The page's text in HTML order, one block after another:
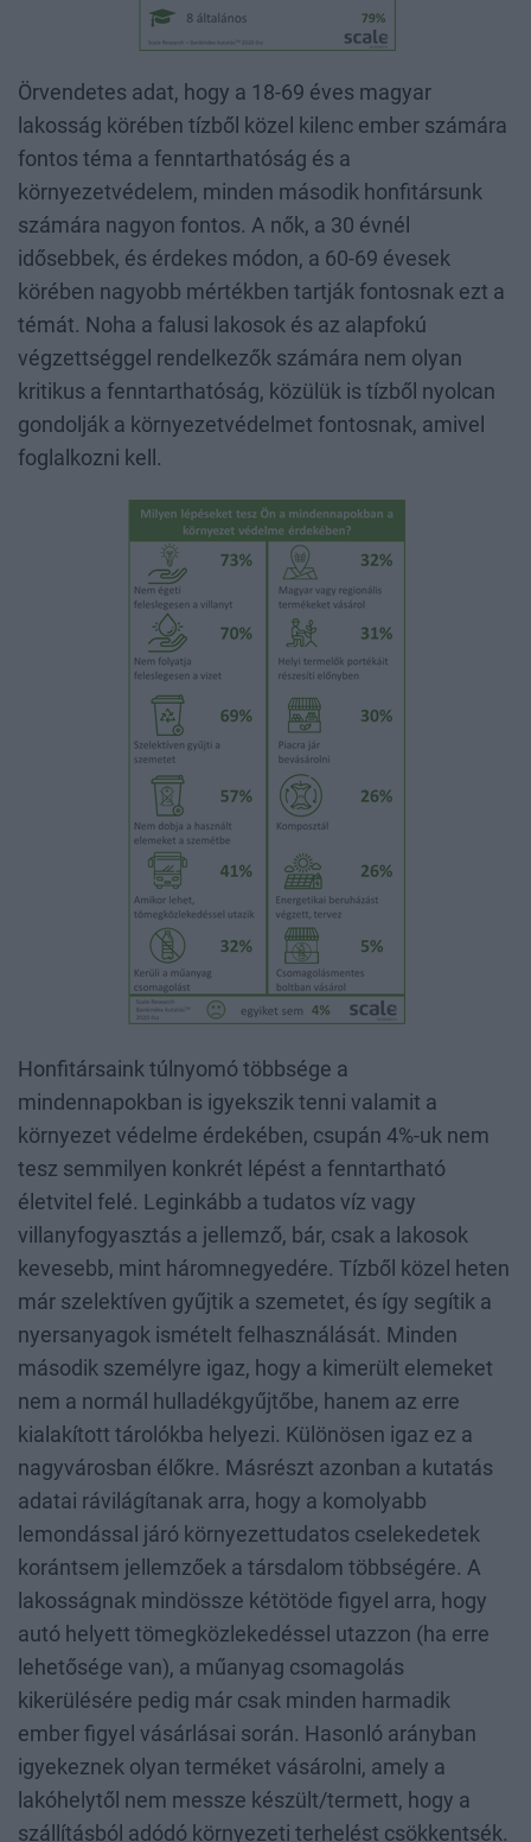
Örvendetes adat, hogy a 18-69 éves magyar
lakosság körében tízből közel kilenc ember számára
fontos téma a fenntarthatóság és a
környezetvédelem, minden második honfitársunk
számára nagyon fontos. A nők, a 30 évnél
idősebbek, és érdekes módon, a 60-69 évesek
körében nagyobb mértékben tartják fontosnak ezt a
témát. Noha a falusi lakosok és az alapfokú
végzettséggel rendelkezők számára nem olyan
kritikus a fenntarthatóság, közülük is tízből nyolcan
gondolják a környezetvédelmet fontosnak, amivel
foglalkozni kell.
Honfitársaink túlnyomó többsége a
mindennapokban is igyekszik tenni valamit a
környezet védelme érdekében, csupán 4%-uk nem
tesz semmilyen konkrét lépést a fenntartható
életvitel felé. Leginkább a tudatos víz vagy
villanyfogyasztás a jellemző, bár, csak a lakosok
kevesebb, mint háromnegyedére. Tízből közel heten
már szelektíven gyűjtik a szemetet, és így segítik a
nyersanyagok ismételt felhasználását. Minden
második személyre igaz, hogy a kimerült elemeket
nem a normál hulladékgyűjtőbe, hanem az erre
kialakított tárolókba helyezi. Különösen igaz ez a
nagyvárosban élőkre. Másrészt azonban a kutatás
adatai rávilágítanak arra, hogy a komolyabb
lemondással járó környezettudatos cselekedetek
korántsem jellemzőek a társdalom többségére. A
lakosságnak mindössze kétötöde figyel arra, hogy
autó helyett tömegközlekedéssel utazzon (ha erre
lehetősége van), a műanyag csomagolás
kikerülésére pedig már csak minden harmadik
ember figyel vásárlásai során. Hasonló arányban
igyekeznek olyan terméket vásárolni, amely a
lakóhelytől nem messze készült/termett, hogy a
szállításból adódó környezeti terhelést csökkentsék.